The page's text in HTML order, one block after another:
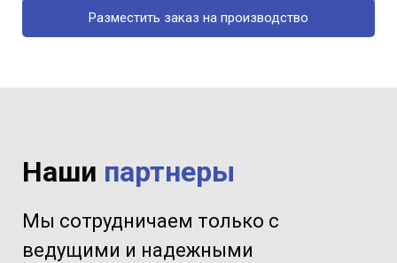
Разместить заказ на производство
Наши партнеры
Мы сотрудничаем только с
ведущими и надежными